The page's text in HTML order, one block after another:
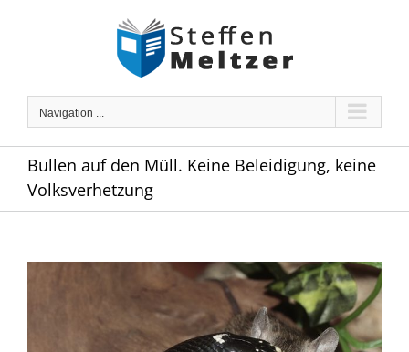
Navigation ...
Bullen auf den Müll. Keine Beleidigung, keine
Volksverhetzung
grösseres